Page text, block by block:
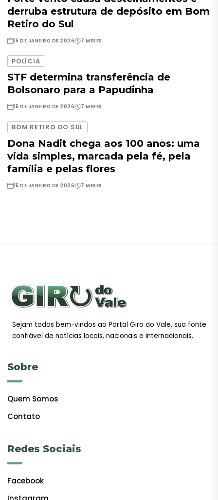
derruba estrutura de depósito em Bom
Retiro do Sul
15 DE JANEIRO DE 2026 7 MESES
POLÍCIA
STF determina transferência de
Bolsonaro para a Papudinha
15 DE JANEIRO DE 2026 7 MESES
BOM RETIRO DO SUL
Dona Nadit chega aos 100 anos: uma
vida simples, marcada pela fé, pela
família e pelas flores
15 DE JANEIRO DE 2026 7 MESES
Sejam todos bem-vindos ao Portal Giro do Vale, sua fonte
confiável de notícias locais, nacionais e internacionais.
Sobre
Quem Somos
Contato
Redes Sociais
Facebook